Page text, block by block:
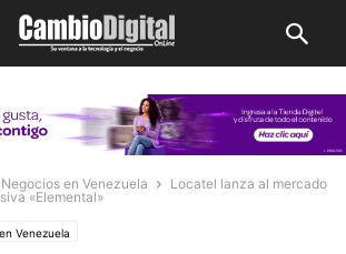
Negocios en Venezuela
Locatel lanza al mercado
«Elemental»
Venezuela